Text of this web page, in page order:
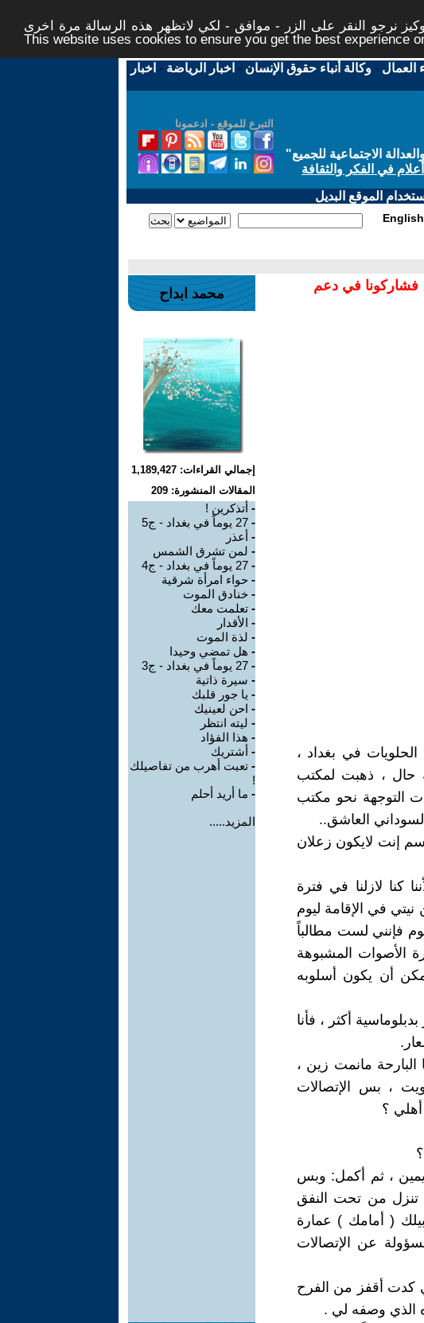
نرجو النقر على الزر - موافق - لكي لاتظهر هذه الرسالة مرة اخرى -
This website uses cookies to ensure you get the best experience
العمال -وكالة أنباء حقوق الإنسان - اخبار الرياضة - اخبار
التبرع للموقع - ادعمونا
الاجتماعية للجميع"
في الفكر والثقافة
الموقع البديل
English
فشاركونا في دعم
في بغداد ،
حال ، ذهبت لمكتب
التوجهة نحو مكتب
العاشق..
إنت لايكون زعلان
كنا لازلنا في فترة
في الإقامة ليوم
فإنني لست مطالباً
الأصوات المشبوهة
أن يكون أسلوبه
أكثر ، فأنا
مانمت زين ،
، بس الإتصالات
؟
، ثم أكمل: وبس
تنزل من تحت النفق
( أمامك ) عمارة
عن الإتصالات
كدت أقفز من الفرح
الذي وصفه لي .
محمد ابداح
إجمالي القراءات: 1,189,427
المقالات المنشورة: 209
- أتذكرين !
- 27 يوماً في بغداد - ج5
- أعذر
- لمن تشرق الشمس
- 27 يوماً في بغداد - ج4
- حواء امرأة شرقية
- خنادق الموت
- تعلمت معك
- الأقدار
- لذة الموت
- هل تمضي وحيدا
- 27 يوماً في بغداد - ج3
- سيرة ذاتية
- يا جور قلبك
- احن لعينيك
- ليته انتظر
- هذا الفؤاد
- أشتريك
- تعبت أهرب من تفاصيلك
!
- ما أريد أحلم
المزيد.....